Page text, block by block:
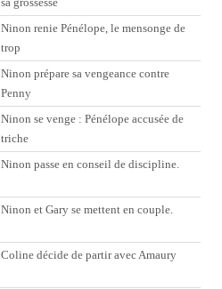
sa grossesse
Ninon renie Pénélope, le mensonge de
trop
Ninon prépare sa vengeance contre
Penny
Ninon se venge : Pénélope accusée de
triche
Ninon passe en conseil de discipline.
Ninon et Gary se mettent en couple.
Coline décide de partir avec Amaury